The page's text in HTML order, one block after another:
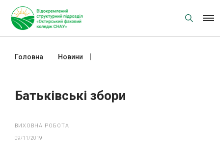
content
Головна Новини
Батьківські збори
ВИХОВНА РОБОТА
09/11/2019